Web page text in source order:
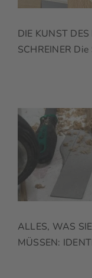
DIE KUNST
SCHREINER
ALLES, WAS
MÜSSEN: